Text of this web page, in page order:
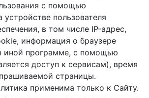
с помощью
устройстве пользователя
в том числе IP-адрес,
информация о браузере
иной программе, с помощью
доступ к cервисам), время
страницы.
применима только к Сайту.